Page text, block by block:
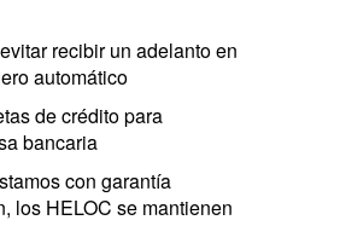
recibir un adelanto en
automático
de crédito para
bancaria
con garantía
los HELOC se mantienen